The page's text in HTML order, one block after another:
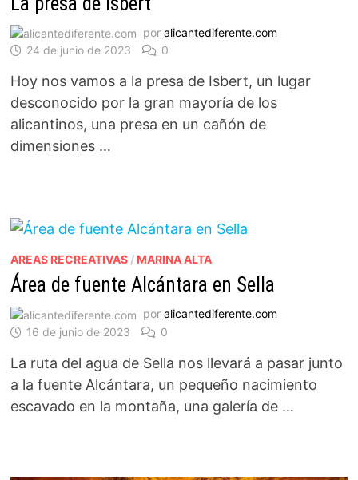
por alicantediferente.com
24 de junio de 2023
0
Hoy nos vamos a la presa de Isbert, un lugar
desconocido por la gran mayoría de los
alicantinos, una presa en un cañón de
dimensiones …
AREAS RECREATIVAS/ MARINA ALTA
Área de fuente Alcántara en Sella
por alicantediferente.com
16 de junio de 2023
0
La ruta del agua de Sella nos llevará a pasar junto
a la fuente Alcántara, un pequeño nacimiento
escavado en la montaña, una galería de …